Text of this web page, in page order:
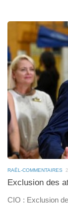
RAËL-COMMENTAIRES
Exclusion des
CIO : Exclusion